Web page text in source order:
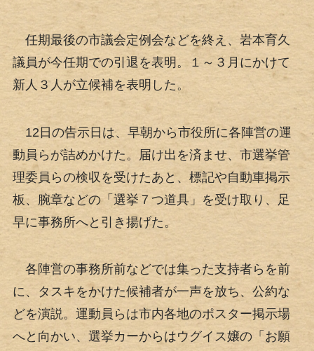
任期最後の市議会定例会などを終え、岩本育久
議員が今任期での引退を表明。１～３月にかけて
新人３人が立候補を表明した。
12日の告示日は、早朝から市役所に各陣営の運
動員らが詰めかけた。届け出を済ませ、市選挙管
理委員らの検収を受けたあと、標記や自動車掲示
板、腕章などの「選挙７つ道具」を受け取り、足
早に事務所へと引き揚げた。
各陣営の事務所前などでは集った支持者らを前
に、タスキをかけた候補者が一声を放ち、公約な
どを演説。運動員らは市内各地のポスター掲示場
へと向かい、選挙カーからはウグイス嬢の「お願